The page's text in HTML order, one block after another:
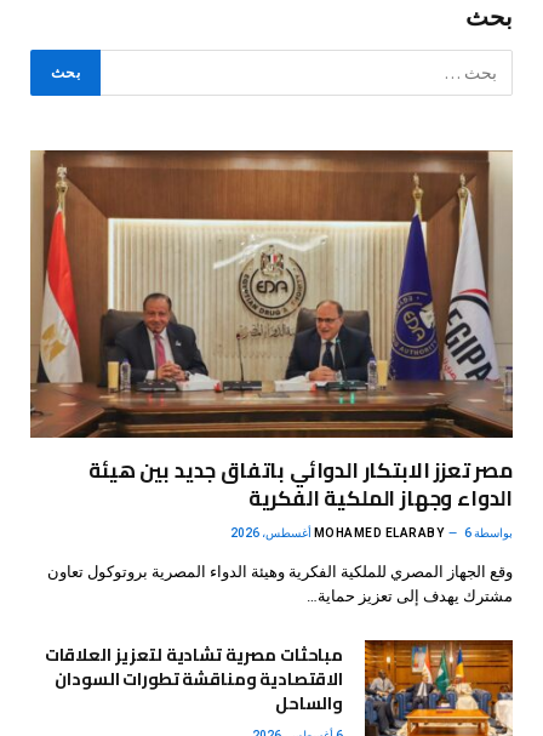
بحث
مصر تعزز الابتكار الدوائي باتفاق جديد بين هيئة
الدواء وجهاز الملكية الفكرية
بواسطة MOHAMED ELARABY 6 أغسطس، 2026
وقع الجهاز المصري للملكية الفكرية وهيئة الدواء المصرية بروتوكول تعاون
مشترك يهدف إلى تعزيز حماية…
مباحثات مصرية تشادية لتعزيز العلاقات
الاقتصادية ومناقشة تطورات السودان
والساحل